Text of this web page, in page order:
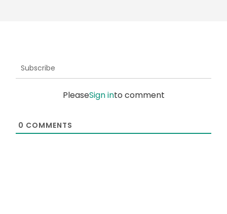
Subscribe
PleaseSign into comment
0 COMMENTS